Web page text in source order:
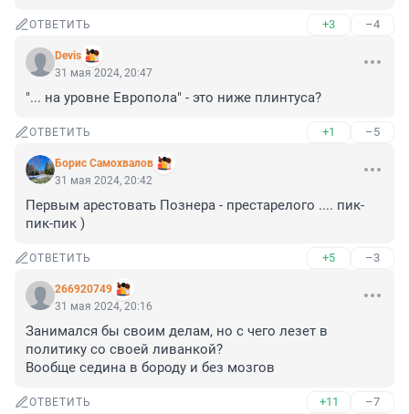
ОТВЕТИТЬ +3 –4
Devis
31 мая 2024, 20:47
"... на уровне Европола" - это ниже плинтуса?
ОТВЕТИТЬ +1 –5
Борис Самохвалов
31 мая 2024, 20:42
Первым арестовать Познера - престарелого .... пик-
пик-пик )
ОТВЕТИТЬ +5 –3
266920749
31 мая 2024, 20:16
Занимался бы своим делам, но с чего лезет в
политику со своей ливанкой?
Вообще седина в бороду и без мозгов
ОТВЕТИТЬ +11 –7